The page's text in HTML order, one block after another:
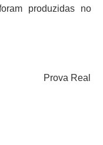
produzidas no
Real